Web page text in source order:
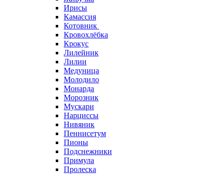
Ирисы
Камассия
Котовник
Кровохлёбка
Крокус
Лилейник
Лилии
Медуница
Молодило
Монарда
Морозник
Мускари
Нарциссы
Нивяник
Пеннисетум
Пионы
Подснежники
Примула
Пролеска